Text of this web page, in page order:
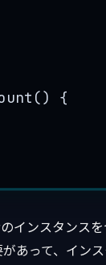
()
{
インスタンス
あって、イン